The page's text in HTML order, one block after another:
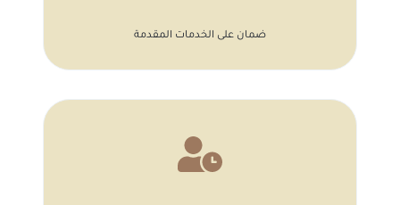
ضمان على الخدمات المقدمة